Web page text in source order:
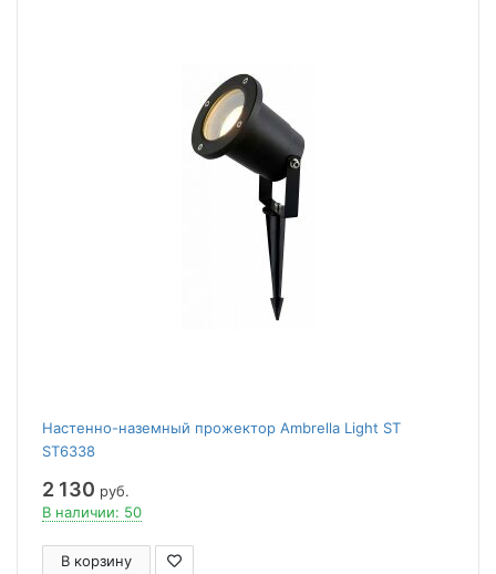
Настенно-наземный прожектор Ambrella Light ST
ST6338
2 130 руб.
В наличии: 50
В корзину